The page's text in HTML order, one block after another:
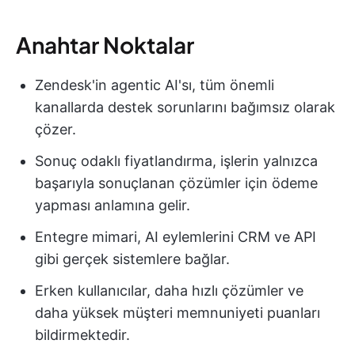
Anahtar Noktalar
Zendesk'in agentic AI'sı, tüm önemli
kanallarda destek sorunlarını bağımsız olarak
çözer.
Sonuç odaklı fiyatlandırma, işlerin yalnızca
başarıyla sonuçlanan çözümler için ödeme
yapması anlamına gelir.
Entegre mimari, AI eylemlerini CRM ve API
gibi gerçek sistemlere bağlar.
Erken kullanıcılar, daha hızlı çözümler ve
daha yüksek müşteri memnuniyeti puanları
bildirmektedir.